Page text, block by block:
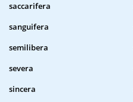
saccarifera
sanguifera
semilibera
severa
sincera